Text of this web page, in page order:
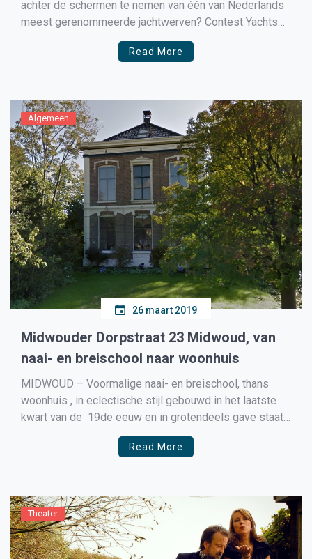
achter de schermen te nemen van één van Nederlands
meest gerenommeerde jachtwerven? Contest Yachts
bestaat 60 jaar en biedt u deze mogelijkheid op
zaterdag 13 april. Tevens kunt u diverse lezingen
Read More
Algemeen
26 maart 2019
Midwouder Dorpstraat 23 Midwoud, van
naai- en breischool naar woonhuis
MIDWOUD – Voormalige naai- en breischool, thans
woonhuis , in eclectische stijl gebouwd in het laatste
kwart van de 19de eeuw en in grotendeels gave staat
verkerend en gesitueerd aan de zuidzijde van de
Midwouder Dorpsstraat. Interieur is de oorspronkelijke
Read More
Theater